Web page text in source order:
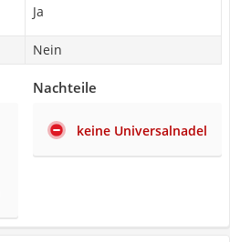
Ja
Nein
Nachteile
keine Universalnadel